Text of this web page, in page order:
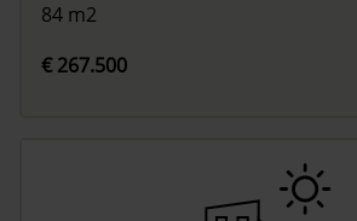
84 m2
€ 267.500